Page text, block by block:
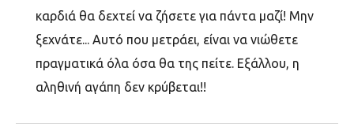
καρδιά θα δεχτεί να ζήσετε για πάντα μαζί! Μην
ξεχνάτε... Αυτό που μετράει, είναι να νιώθετε
πραγματικά όλα όσα θα της πείτε. Εξάλλου, η
αληθινή αγάπη δεν κρύβεται!!